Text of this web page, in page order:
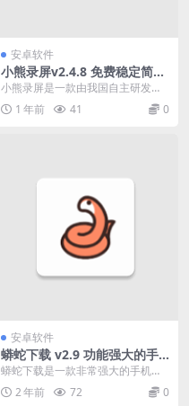
安卓软件
小熊录屏v2.4.8 免费稳定简便
的手机录屏工具解锁VIP会员
版
小熊录屏是一款由我国自主研发的
免费录屏软件，具有操作简单、功
能强大、兼容性好等特...
1 年前 41 0
安卓软件
蟒蛇下载 v2.9 功能强大的手
机磁力下载软件
蟒蛇下载是一款非常强大的手机磁
力聚合搜索下载软件，可以帮助大
家轻松搜索到各种资源...
2 年前 72 0